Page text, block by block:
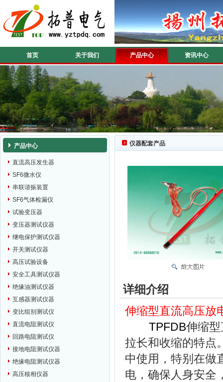
首页 关于我们 产品中心 资讯中心
产品中心
直流高压发生器
SF6微水仪
串联谐振装置
SF6气体检漏仪
试验变压器
变压器测试仪器
继电保护测试仪器
开关测试仪器
高压试验设备
安全工具测试仪器
绝缘油测试仪器
互感器测试仪器
变比组别测试仪
直流电阻测试仪
回路电阻测试仪
接地电阻测试仪器
绝缘电阻测试仪器
高压核相仪器
仪器配套产品
详细介绍
伸缩型直流高压放
TPFDB伸缩
拉长和收缩的特点
中使用，特别在做
电，确保人身安全